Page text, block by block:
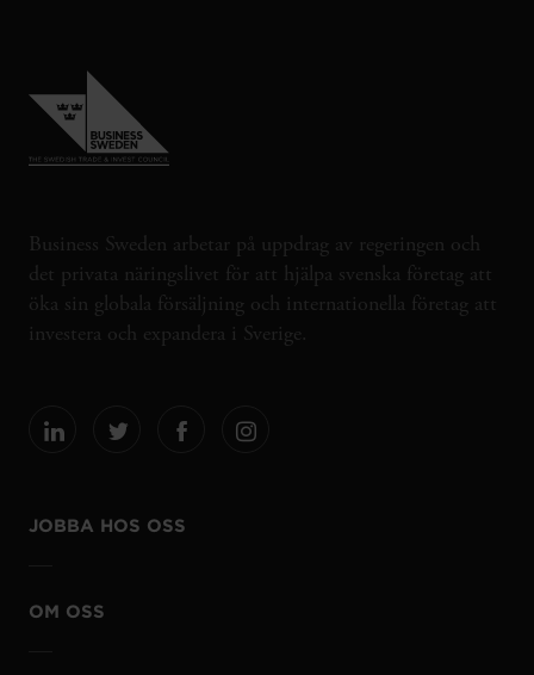
Business Sweden arbetar på uppdrag av regeringen och
det privata näringslivet för att hjälpa svenska företag att
öka sin globala försäljning och internationella företag att
investera och expandera i Sverige.
JOBBA HOS OSS
OM OSS